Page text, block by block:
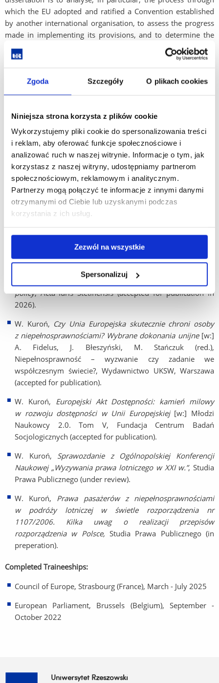
Zgoda Szczegóły O plikach cookies
Niniejsza strona korzysta z plików cookie
Wykorzystujemy pliki cookie do spersonalizowania treści
i reklam, aby oferować funkcje społecznościowe i
analizować ruch w naszej witrynie. Informacje o tym, jak
korzystasz z naszej witryny, udostępniamy partnerom
społecznościowym, reklamowym i analitycznym.
Partnerzy mogą połączyć te informacje z innymi danymi
otrzymanymi od Ciebie lub uzyskanymi podczas
korzystania z ich usług.
Zezwól na wszystkie
Spersonalizuj
which the EU adopted and ratified a Convention established
by another international organisation, to assess the progress
made in implementing its provisions, and to determine the
impact of the Convention on the development, application,
and interpretation of EU law and other EU regulations.
support the alignment of EU law and policies with the
provisions of the CRPD.
From an academic perspective, this dissertation may
discourse in the field of disability law. It may also enhance
practitioners’ knowledge - in particular that of lawyers,
legislators, policymakers, and public officials - regarding the
practical application of the Convention. Consequently, the
expected outcomes of the dissertation may have not only
significant importance for future research in this area but may
also be used in formulating a number of legislative
recommendations concerning disability for both EU and
Traces of the medical and social models in
disability definitions in international legislation and EU
policy, Acta Iuris Stetinensis (accepted for publication in
2026).
W. Kuroń, Czy Unia Europejska skutecznie chroni osoby
z niepełnosprawnościami? Wybrane dokonania unijne[w:]
A. Fidelus, J. Błeszyński, M. Stańczuk (red.),
Niepełnosprawność – wyzwanie czy zadanie we
współczesnym świecie?, Wydawnictwo UKSW, Warszawa
(accepted for publication).
W. Kuroń, Europejski Akt Dostępności: kamień milowy
w rozwoju dostępności w Unii Europejskiej[w:] Młodzi
Naukowcy 2.0. Tom V, Fundacja Centrum Badań
Socjologicznych (accepted for publication).
W. Kuroń, Sprawozdanie z Ogólnopolskiej Konferencji
Naukowej „Wyzywania prawa lotniczego w XXI w.”, Studia
Prawa Publicznego (under review).
W. Kuroń, Prawa pasażerów z niepełnosprawnościami
w podróży lotniczej w świetle rozporządzenia nr
1107/2006. Kilka uwag o realizacji przepisów
rozporządzenia w Polsce, Studia Prawa Publicznego (in
preperation).
Completed Traineeships:
Council of Europe, Strasbourg (France), March - July 2025
European Parliament, Brussels (Belgium), September -
October 2022
Uniwersytet Rzeszowski